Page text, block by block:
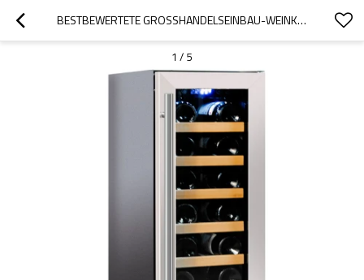
BESTBEWERTETE GROSSHANDELSEINBAU-WEINKÜHLSCHRÄNKE ZS-A60 FÜR DIE WEINLAGERUNG MIT SS-TÜR AUS BUCHENHOLZREGAL
1 / 5